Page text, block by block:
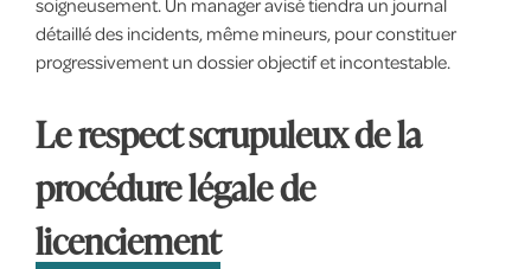
soigneusement. Un manager avisé tiendra un journal
détaillé des incidents, même mineurs, pour constituer
progressivement un dossier objectif et incontestable.
Le respect scrupuleux de la
procédure légale de
licenciement